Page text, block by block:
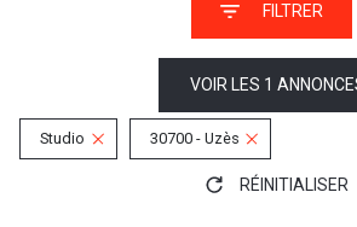
FILTRER
VOIR LES 1
Studio 30700 - Uzès
RÉINITIALISER